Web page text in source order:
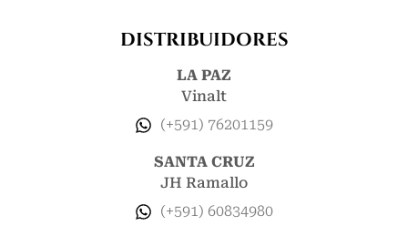
DISTRIBUIDORES
LA PAZ
Vinalt
(+591) 76201159
SANTA CRUZ
JH Ramallo
(+591) 60834980